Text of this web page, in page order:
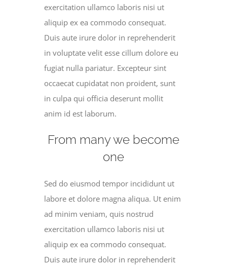
exercitation ullamco laboris nisi ut
aliquip ex ea commodo consequat.
Duis aute irure dolor in reprehenderit
in voluptate velit esse cillum dolore eu
fugiat nulla pariatur. Excepteur sint
occaecat cupidatat non proident, sunt
in culpa qui officia deserunt mollit
anim id est laborum.
From many we become
one
Sed do eiusmod tempor incididunt ut
labore et dolore magna aliqua. Ut enim
ad minim veniam, quis nostrud
exercitation ullamco laboris nisi ut
aliquip ex ea commodo consequat.
Duis aute irure dolor in reprehenderit